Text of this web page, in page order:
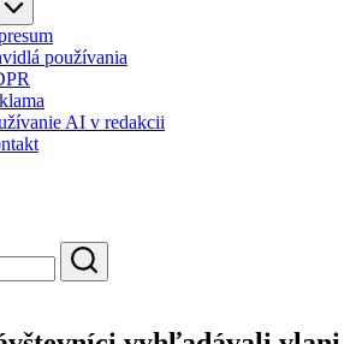
používania
AI v redakcii
Search